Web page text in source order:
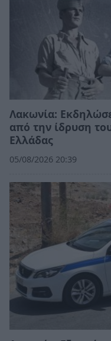
Λακωνία:
από την ίδρυση
Ελλάδας
05/08/2026 20:39